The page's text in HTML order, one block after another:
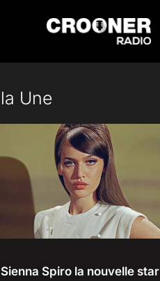
Une
Sienna Spiro la nouvelle star